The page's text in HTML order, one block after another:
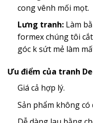
cong vênh mối mọt.
Lưng tranh:Làm
formex chúng tôi
góc k sứt mẻ làm
Ưu điểm của tranh
Giá cả hợp lý.
Sản phẩm không